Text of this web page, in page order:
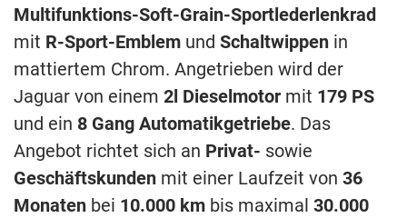
Multifunktions-Soft-Grain-Sportlederlenkrad
mit R-Sport-Emblem und Schaltwippen in
mattiertem Chrom. Angetrieben wird der
Jaguar von einem 2l Dieselmotor mit 179 PS
und ein 8 Gang Automatikgetriebe. Das
Angebot richtet sich an Privat- sowie
Geschäftskunden mit einer Laufzeit von 36
Monaten bei 10.000 km bis maximal 30.000